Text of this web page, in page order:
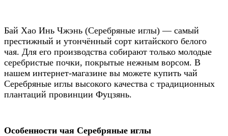
Бай Хао Инь Чжэнь (Серебряные иглы) — самый
престижный и утончённый сорт китайского белого
чая. Для его производства собирают только молодые
серебристые почки, покрытые нежным ворсом. В
нашем интернет-магазине вы можете купить чай
Серебряные иглы высокого качества с традиционных
плантаций провинции Фуцзянь.
Особенности чая Серебряные иглы